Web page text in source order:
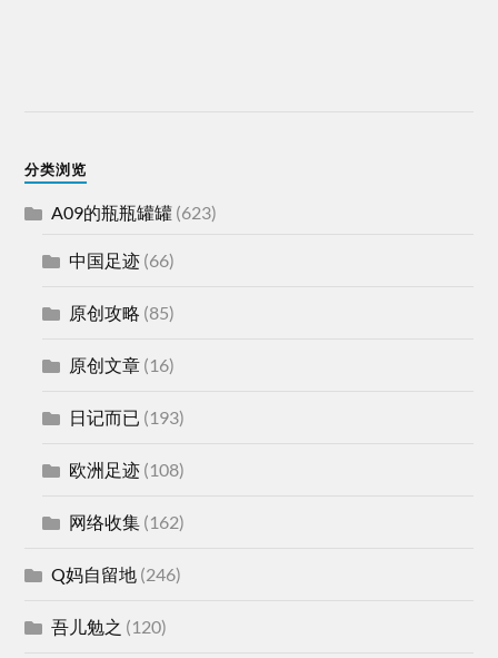
分类浏览
A09的瓶瓶罐罐 (623)
中国足迹 (66)
原创攻略 (85)
原创文章 (16)
日记而已 (193)
欧洲足迹 (108)
网络收集 (162)
Q妈自留地 (246)
吾儿勉之 (120)